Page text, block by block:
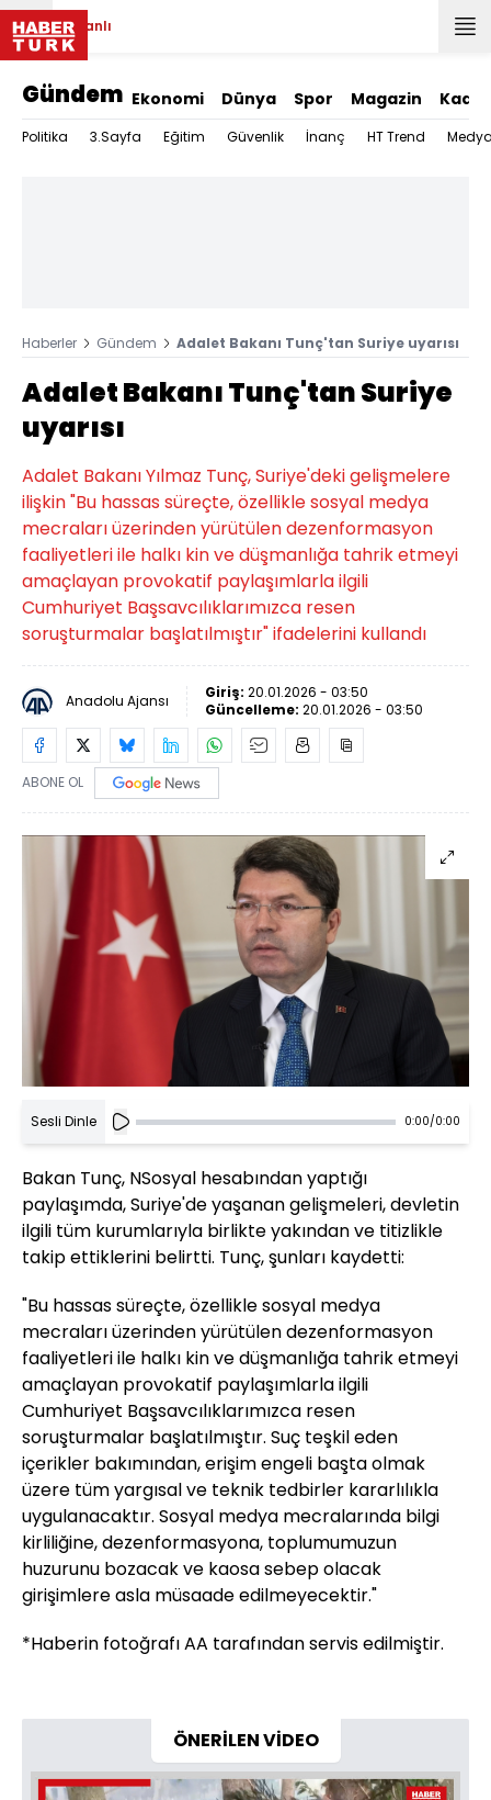
Canlı
Gündem Ekonomi Dünya Spor Magazin Kadın
Politika 3.Sayfa Eğitim Güvenlik İnanç HT Trend
Haberler Gündem Adalet Bakanı Tunç'tan Suriye uyarısı
Adalet Bakanı Tunç'tan Suriye
uyarısı
Adalet Bakanı Yılmaz Tunç, Suriye'deki gelişmelere
ilişkin "Bu hassas süreçte, özellikle sosyal medya
mecraları üzerinden yürütülen dezenformasyon
faaliyetleri ile halkı kin ve düşmanlığa tahrik etmeyi
amaçlayan provokatif paylaşımlarla ilgili
Cumhuriyet Başsavcılıklarımızca resen
soruşturmalar başlatılmıştır" ifadelerini kullandı
Anadolu Ajansı Giriş: 20.01.2026 - 03:50
Güncelleme: 20.01.2026 - 03:50
ABONE OL
Sesli Dinle 0:00/0:00
Bakan Tunç, NSosyal hesabından yaptığı
paylaşımda, Suriye'de yaşanan gelişmeleri, devletin
ilgili tüm kurumlarıyla birlikte yakından ve titizlikle
takip ettiklerini belirtti. Tunç, şunları kaydetti:
"Bu hassas süreçte, özellikle sosyal medya
mecraları üzerinden yürütülen dezenformasyon
faaliyetleri ile halkı kin ve düşmanlığa tahrik etmeyi
amaçlayan provokatif paylaşımlarla ilgili
Cumhuriyet Başsavcılıklarımızca resen
soruşturmalar başlatılmıştır. Suç teşkil eden
içerikler bakımından, erişim engeli başta olmak
üzere tüm yargısal ve teknik tedbirler kararlılıkla
uygulanacaktır. Sosyal medya mecralarında bilgi
kirliliğine, dezenformasyona, toplumumuzun
huzurunu bozacak ve kaosa sebep olacak
girişimlere asla müsaade edilmeyecektir."
*Haberin fotoğrafı AA tarafından servis edilmiştir.
ÖNERİLEN VİDEO